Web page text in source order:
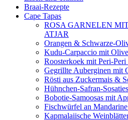
Braai-Rezepte
Cape Tapas
ROSA GARNELEN
ATJAR
Orangen & Schwarze-
Kudu-Carpaccio mit
Roosterkoek mit Peri-
Gegrillte Auberginen mit
Rösti aus Zuckermais &
Hühnchen-Safran-
Bobotie-Samoosas mit
Fischwürfel an
Kapmalaiische